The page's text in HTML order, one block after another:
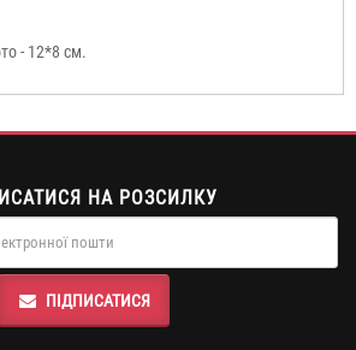
- 12*8 см.
НА РОЗСИЛКУ
ПІДПИСАТИСЯ